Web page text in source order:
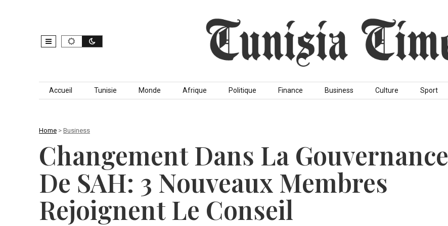
Skip to content
Accueil Tunisie Monde Afrique Politique Finance Business Culture Sport
Home > Business
Changement Dans La Gouvernance
De SAH: 3 Nouveaux Membres
Rejoignent Le Conseil